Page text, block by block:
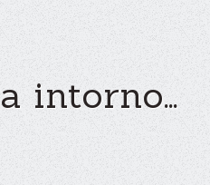
intorno...